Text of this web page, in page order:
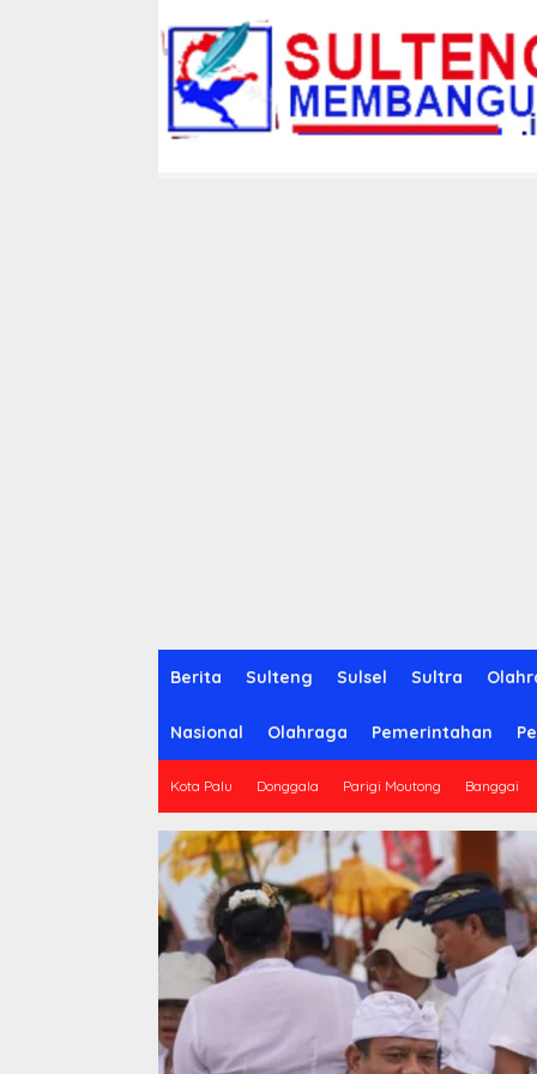
Berita Sulteng Sulsel Sultra
Nasional Olahraga Pemerintahan
Kota Palu Donggala Parigi Moutong Banggai